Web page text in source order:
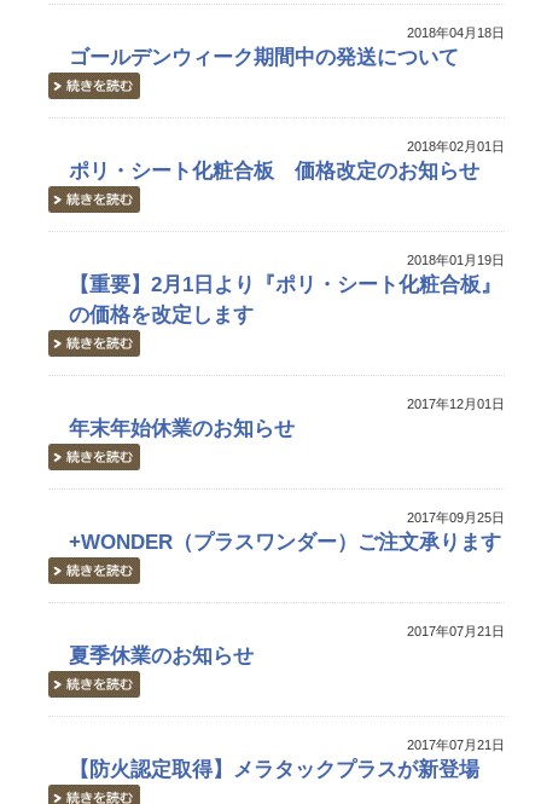
2018年04月18日
ゴールデンウィーク期間中の発送について
2018年02月01日
ポリ・シート化粧合板 価格改定のお知らせ
2018年01月19日
【重要】2月1日より『ポリ・シート化粧合板』
の価格を改定します
2017年12月01日
年末年始休業のお知らせ
2017年09月25日
+WONDER（プラスワンダー）ご注文承ります
2017年07月21日
夏季休業のお知らせ
2017年07月21日
【防火認定取得】メラタックプラスが新登場